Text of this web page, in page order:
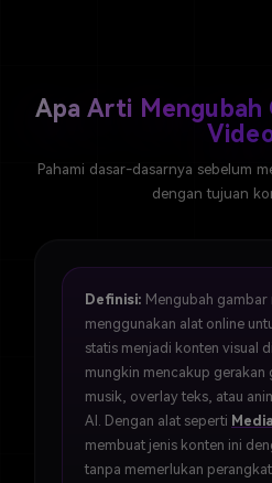
Apa Arti Mengubah
Pahami dasar-dasarnya sebelum
dengan tujuan
Definisi: Mengubah
menggunakan alat online
statis menjadi konten visual
mungkin mencakup gerakan
musik, overlay teks, atau
AI. Dengan alat seperti
membuat jenis konten ini
tanpa memerlukan